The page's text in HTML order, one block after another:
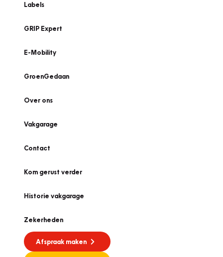
Labels
GRIP Expert
E-Mobility
GroenGedaan
Over ons
Vakgarage
Contact
Kom gerust verder
Historie vakgarage
Zekerheden
Afspraak maken